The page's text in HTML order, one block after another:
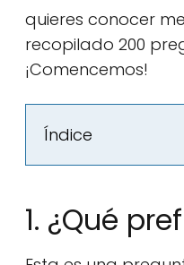
quieres conocer
recopilado 200
¡Comencemos!
Índice
1. ¿Qué